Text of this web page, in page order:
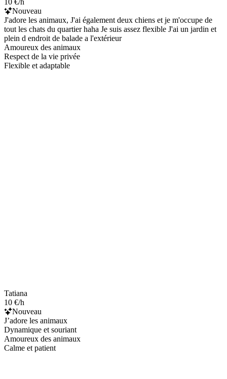
Nouveau
J'adore les animaux, J'ai également deux chiens et je m'occupe de
tout les chats du quartier haha Je suis assez flexible J'ai un jardin et
plein d endroit de balade a l'extérieur
Amoureux des animaux
Respect de la vie privée
Flexible et adaptable
Tatiana
10 €/h
Nouveau
J’adore les animaux
Dynamique et souriant
Amoureux des animaux
Calme et patient